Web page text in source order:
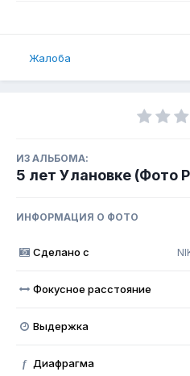
Жалоба
ИЗ АЛЬБОМА:
5 лет Улановке (Фото
ИНФОРМАЦИЯ О ФОТО
Сделано с
Фокусное расстояние
Выдержка
f Диафрагма